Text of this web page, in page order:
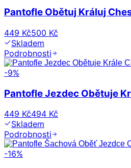
Pantofle Obětuj Králuj
449 Kč500 Kč
Skladem
Podrobnosti
-9%
Pantofle Jezdec Obětuje
449 Kč494 Kč
Skladem
Podrobnosti
-16%